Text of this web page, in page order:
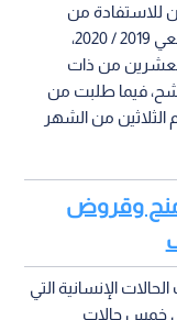
للاستفادة من
البعثات والمنح والقروض الداخلية للعام الجامعي 2019 / 2020،
من ذات
فيما طلبت من
الثلاثين من الشهر
منح وقروض
الإنسانية التي
خمس حالات